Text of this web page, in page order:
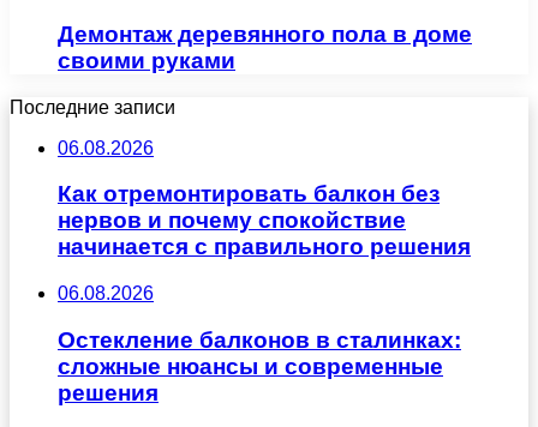
Демонтаж деревянного пола в доме
своими руками
Последние записи
06.08.2026
Как отремонтировать балкон без
нервов и почему спокойствие
начинается с правильного решения
06.08.2026
Остекление балконов в сталинках:
сложные нюансы и современные
решения